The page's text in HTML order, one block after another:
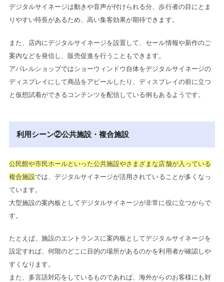
デジタルサイネージは動きや音声が付けられる分、歩行者の目にとま
りやすい特長があるため、高い集客効果が期待できます。
また、店内にデジタルサイネージを設置して、セール情報や新作のご
案内などを発信し、販売促進を行うこともできます。
アパレルショップではショーウィンドウ自体をデジタルサイネージの
ディスプレイにして商品をアピールしたり、ディスプレイの前に立つ
と仮想試着ができるコンテンツを配信している例もあるようです。
利用シーン②公共施設・複合施設
公民館や市民ホールといった公共施設やさまざまな店舗が入っている
複合施設では、デジタルサイネージが活用されていることが多くなっ
ています。
大型施設の案内板としてデジタルサイネージが非常に役に立つからで
す。
たとえば、施設のエントランスに案内板としてデジタルサイネージを
設定すれば、何階のどこに目的の場所があるのかを利用者が確認しや
すくなります。
また、多言語対応をしているものであれば、海外からのお客様にも対